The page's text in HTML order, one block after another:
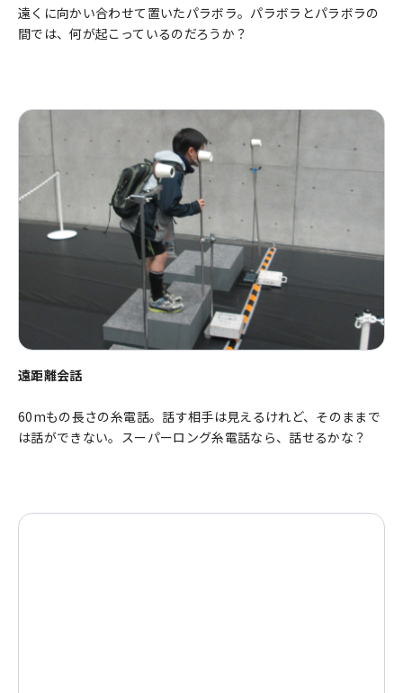
遠くに向かい合わせて置いたパラボラ。パラボラとパラボラの
間では、何が起こっているのだろうか？
遠距離会話
60mもの長さの糸電話。話す相手は見えるけれど、そのままで
は話ができない。スーパーロング糸電話なら、話せるかな？